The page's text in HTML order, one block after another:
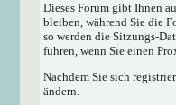
Dieses Forum gibt Ihnen
bleiben, während Sie die
so werden die Sitzungs-
führen, wenn Sie einen
Nachdem Sie sich
ändern.